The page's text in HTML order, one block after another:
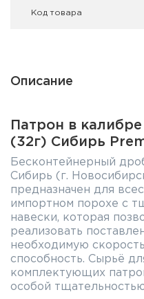
Код товара
Описание
Патрон в
(32г) Сибирь
Бесконтейнерный
Сибирь (г.
предназначен для
импортном порохе с
навески, которая
реализовать
необходимую
способность. Сырьё
комплектующих
особой